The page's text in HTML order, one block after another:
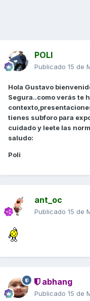
POLI
Publicado 15 de
Hola Gustavo
Segura..como verás te
tienes subforo para
cuidado y leete las
saludo:
Poli
ant_oc
Publicado 15 de
abhang
Publicado 15 de